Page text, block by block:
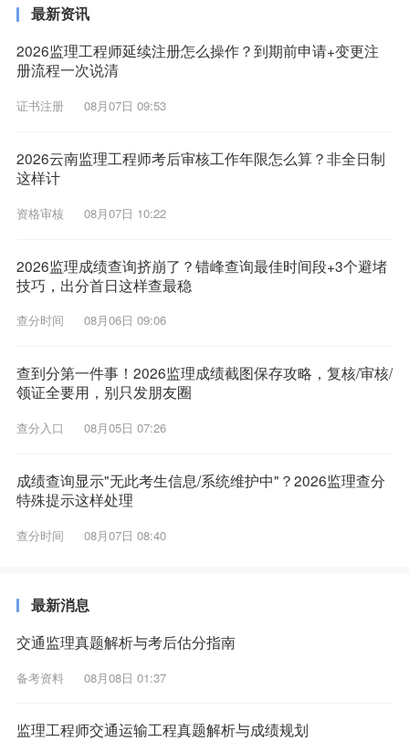
最新资讯
2026监理工程师延续注册怎么操作？到期前申请+变更注
册流程一次说清
证书注册 08月07日 09:53
2026云南监理工程师考后审核工作年限怎么算？非全日制
这样计
资格审核 08月07日 10:22
2026监理成绩查询挤崩了？错峰查询最佳时间段+3个避堵
技巧，出分首日这样查最稳
查分时间 08月06日 09:06
查到分第一件事！2026监理成绩截图保存攻略，复核/审核/
领证全要用，别只发朋友圈
查分入口 08月05日 07:26
成绩查询显示"无此考生信息/系统维护中"？2026监理查分
特殊提示这样处理
查分时间 08月07日 08:40
最新消息
交通监理真题解析与考后估分指南
备考资料 08月08日 01:37
监理工程师交通运输工程真题解析与成绩规划